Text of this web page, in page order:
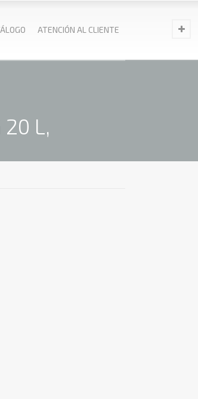
ATENCIÓN AL CLIENTE
20 L,